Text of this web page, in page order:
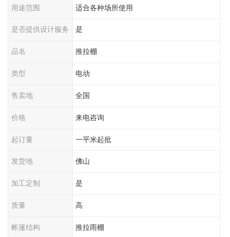
用途范围 适合各种场所使用
是否提供设计服务 是
品名 推拉棚
类型 电动
售卖地 全国
价格 来电咨询
起订量 一平米起批
发货地 佛山
加工定制 是
质量 高
帐篷结构 推拉雨棚